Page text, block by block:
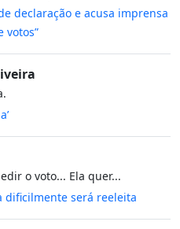
declaração e acusa imprensa
votos”
o voto... Ela quer...
dificilmente será reeleita